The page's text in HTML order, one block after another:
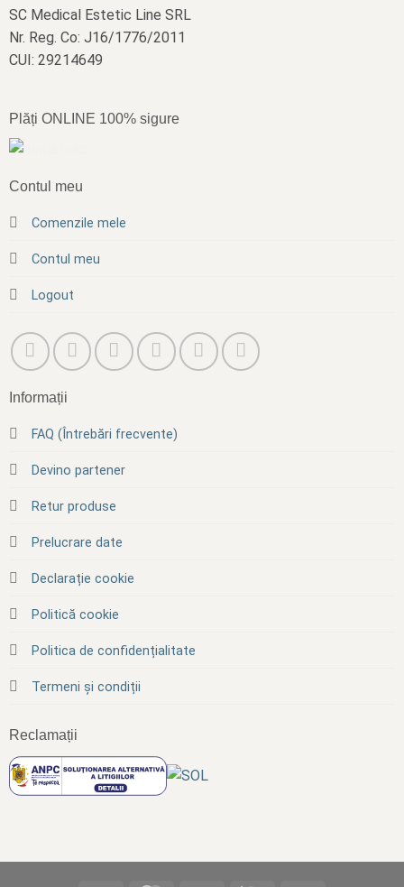
SC Medical Estetic Line SRL
Nr. Reg. Co: J16/1776/2011
CUI: 29214649
Plăți ONLINE 100% sigure
Contul meu
Comenzile mele
Contul meu
Logout
Informații
FAQ (Întrebări frecvente)
Devino partener
Retur produse
Prelucrare date
Declarație cookie
Politică cookie
Politica de confidențialitate
Termeni și condiții
Reclamații